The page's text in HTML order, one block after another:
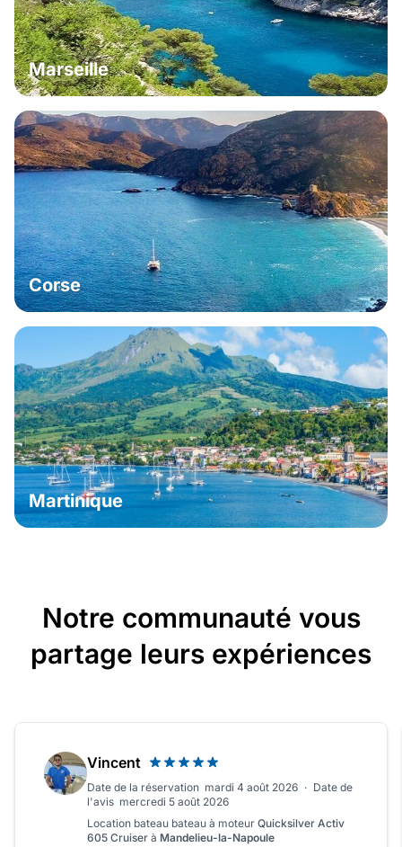
Marseille
Corse
Martinique
Notre communauté vous
partage leurs expériences
Vincent
Date de la réservation mardi 4 août 2026 · Date de
l'avis mercredi 5 août 2026
Location bateau bateau à moteur Quicksilver Activ
605 Cruiser à Mandelieu-la-Napoule